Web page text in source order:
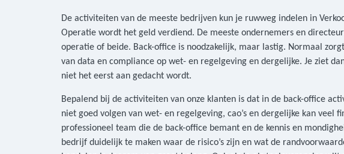
De activiteiten van de meeste bedrijven kun je ruwweg indelen in
Operatie wordt het geld verdiend. De meeste ondernemers en
operatie of beide. Back-office is noodzakelijk, maar lastig. Normaal
van data en compliance op wet- en regelgeving en dergelijke. Je ziet
niet het eerst aan gedacht wordt.
Bepalend bij de activiteiten van onze klanten is dat in de back-office
niet goed volgen van wet- en regelgeving, cao’s en dergelijke kan veel
professioneel team die de back-office bemant en de kennis en
bedrijf duidelijk te maken waar de risico’s zijn en wat de